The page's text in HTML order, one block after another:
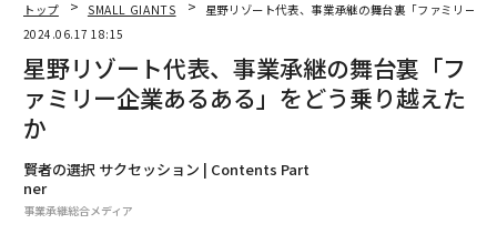
トップ SMALL GIANTS
星野リゾート代表、事業承継の舞台裏「ファミリー企
2024.06.17 18:15
星野リゾート代表、事業承継の舞台裏「フ
ァミリー企業あるある」をどう乗り越えた
か
賢者の選択 サクセッション | Contents Part
ner
事業承継総合メディア